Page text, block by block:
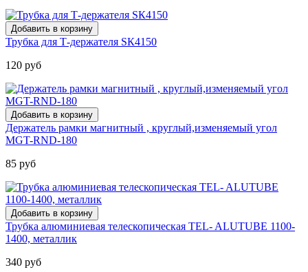
Трубка для Т-держателя SК4150
120 руб
Держатель рамки магнитный , круглый,изменяемый угол
MGT-RND-180
85 руб
Трубка алюминиевая телескопическая TEL- ALUTUBE 1100-
1400, металлик
340 руб